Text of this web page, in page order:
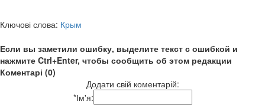
Ключові слова: Крым
Если вы заметили ошибку, выделите текст с ошибкой и
нажмите Ctrl+Enter, чтобы сообщить об этом редакции
Коментарі (0)
Додати свій коментарій:
*Ім'я: